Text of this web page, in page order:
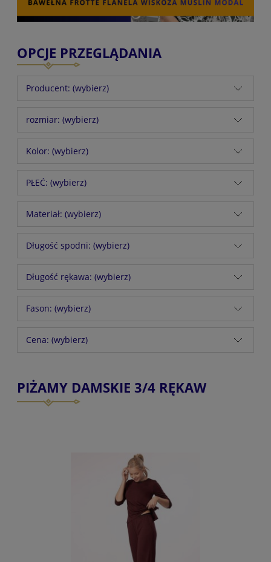
OPCJE PRZEGLĄDANIA
Producent: (wybierz)
rozmiar: (wybierz)
Kolor: (wybierz)
PŁEĆ: (wybierz)
Materiał: (wybierz)
Długość spodni: (wybierz)
Długość rękawa: (wybierz)
Fason: (wybierz)
Cena: (wybierz)
PIŻAMY DAMSKIE 3/4 RĘKAW